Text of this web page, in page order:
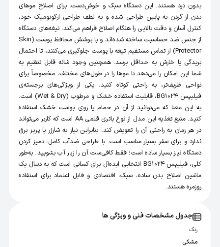
بدون درد هستند. این دستگاه سبک و خوش‌دست، برای اصلاح موهای
بدن از گردن به پایین طراحی شده و به لطف طراحی ارگونومیک خود،
کنترل آسان و دقت بالایی را هنگام اصلاح فراهم می‌کند. تیغه‌های دستگاه
از جنس ضد حساسیت ساخته شده‌اند و با پوشش محافظ پوست (Skin
Protector) از تماس مستقیم تیغه با پوست جلوگیری می‌کنند، تا احتمال
بریدگی یا خارش به حداقل برسد. همچنین وجود شانه قابل تنظیم به
شما این امکان را می‌دهد تا موها را در طول‌های مختلف، مخصوصاً برای
نواحی ظریف‌تر، به راحتی کوتاه کنید. یکی از ویژگی‌های برجسته‌ی
فیلیپس BG1024، قابلیت استفاده خشک و مرطوب (Wet & Dry) است.
به این معنا که می‌توانید از آن در حمام یا روی پوست خشک استفاده
کنید. منبع تغذیه این مدل از نوع باتری قلمی AA است که کاربر می‌تواند
در هر زمان به راحتی آن را تعویض کند. بنابراین نیاز به شارژر یا پریز برق
ندارد و برای سفر بسیار مناسب است. با طراحی ضدآب کامل، تمیز کردن
دستگاه نیز بسیار ساده است؛ فقط کافی‌ست آن را زیر آب بشویید. به‌طور
کلی، فیلیپس BG1024 انتخابی ایده‌آل برای کسانی است که به دنبال یک
ماشین اصلاح بدن ساده، سبک، اقتصادی و قابل اعتماد برای استفاده
روزمره هستند.
جدول مشخصات فنی و ویژگی ها
رنگ
مشکی